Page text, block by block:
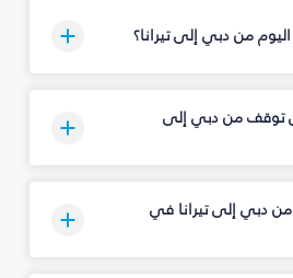
من دبي إلى تيرانا؟
توقف من دبي إلى
من دبي إلى تيرانا في